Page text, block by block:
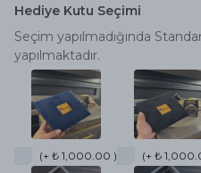
Hediye Kutu Seçimi
Seçim yapılmadığında
yapılmaktadır.
(+ ₺ 1,000.00 ) (+ ₺